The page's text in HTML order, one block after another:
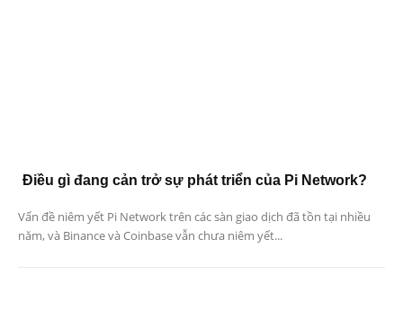
Điều gì đang cản trở sự phát triển của Pi Network?
Vấn đề niêm yết Pi Network trên các sàn giao dịch đã tồn tại nhiều
năm, và Binance và Coinbase vẫn chưa niêm yết...